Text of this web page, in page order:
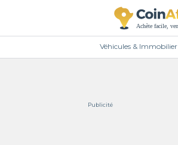
Véhicules & Immobilier
Publicité